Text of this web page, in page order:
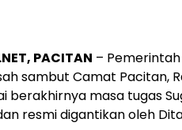
PACITAN –
sambut Camat Pacitan,
berakhirnya masa tugas
resmi digantikan oleh Dita